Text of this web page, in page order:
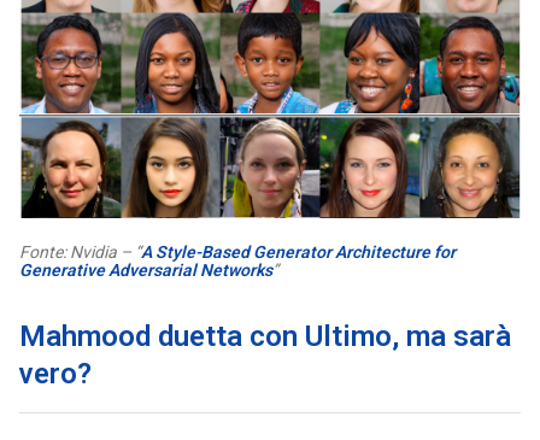
Fonte: Nvidia – “A Style-Based Generator Architecture for
Generative Adversarial Networks”
Mahmood duetta con Ultimo, ma sarà
vero?